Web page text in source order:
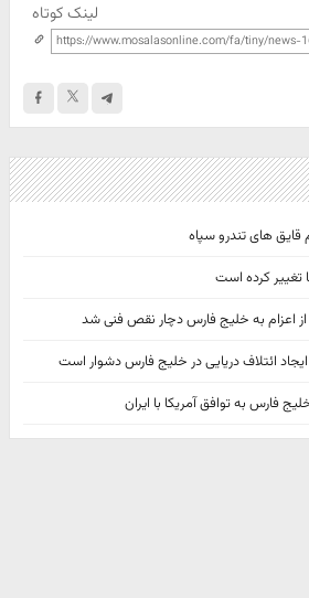
لینک کوتاه
قایق های تندرو سپاه
تغییر کرده است
از اعزام به خلیج فارس دچار نقص فنی شد
ایجاد ائتلاف دریایی در خلیج فارس دشوار است
فارس به توافق آمریکا با ایران